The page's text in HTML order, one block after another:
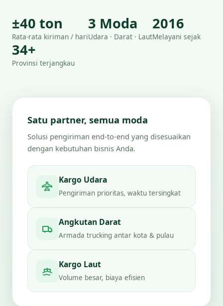
±40 ton
Rata-rata kiriman / hari
3 Moda
Udara · Darat · Laut
2016
Melayani sejak
34+
Provinsi terjangkau
Satu partner, semua moda
Solusi pengiriman end-to-end yang disesuaikan
dengan kebutuhan bisnis Anda.
Kargo Udara
Pengiriman prioritas, waktu tersingkat
Angkutan Darat
Armada trucking antar kota & pulau
Kargo Laut
Volume besar, biaya efisien